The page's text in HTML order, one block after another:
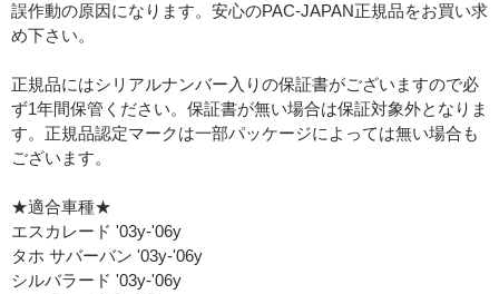
誤作動の原因になります。安心のPAC-JAPAN正規品をお買い求
め下さい。
正規品にはシリアルナンバー入りの保証書がございますので必
ず1年間保管ください。保証書が無い場合は保証対象外となりま
す。正規品認定マークは一部パッケージによっては無い場合も
ございます。
★適合車種★
エスカレード '03y-'06y
タホ サバーバン '03y-'06y
シルバラード '03y-'06y